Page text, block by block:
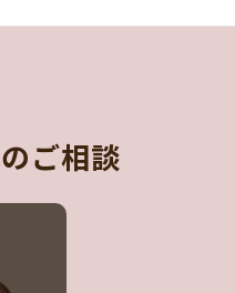
ご相談